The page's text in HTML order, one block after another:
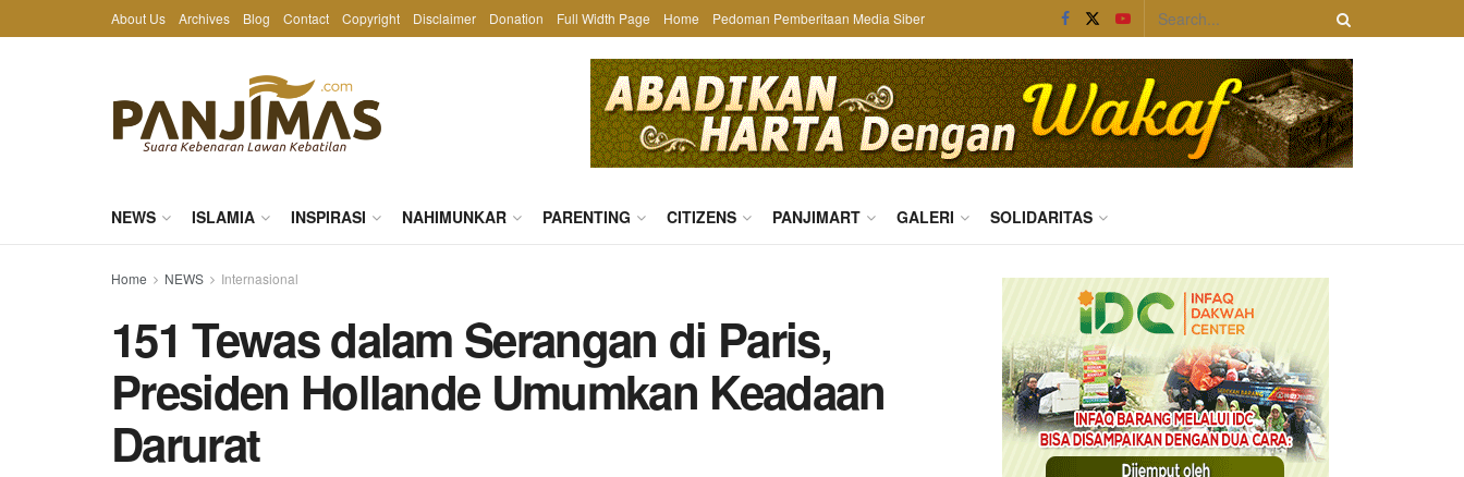
About Us Archives Blog Contact Copyright Disclaimer Donation Full Width Page Home Pedoman Pemberitaan Media Siber
NEWS ISLAMIA INSPIRASI NAHIMUNKAR PARENTING CITIZENS PANJIMART GALERI SOLIDARITAS
Home NEWS Internasional
151 Tewas dalam Serangan di Paris,
Presiden Hollande Umumkan Keadaan
Darurat